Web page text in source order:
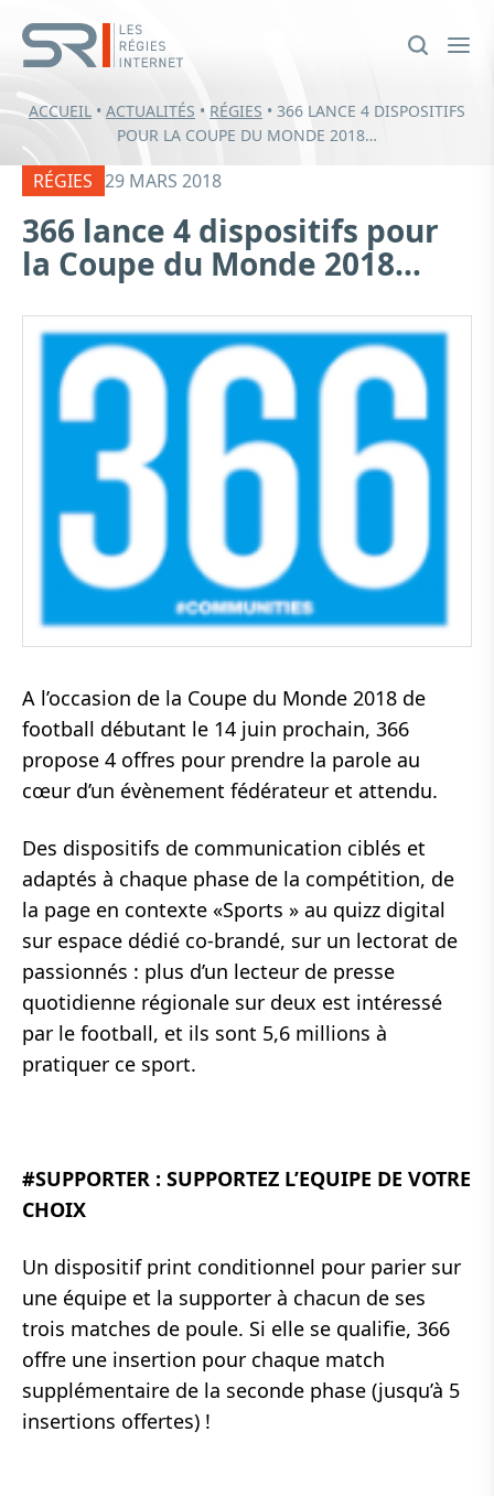
ACCUEIL • ACTUALITÉS • RÉGIES • 366 LANCE 4 DISPOSITIFS
POUR LA COUPE DU MONDE 2018…
RÉGIES 29 MARS 2018
366 lance 4 dispositifs pour
la Coupe du Monde 2018…
A l’occasion de la Coupe du Monde 2018 de
football débutant le 14 juin prochain, 366
propose 4 offres pour prendre la parole au
cœur d’un évènement fédérateur et attendu.
Des dispositifs de communication ciblés et
adaptés à chaque phase de la compétition, de
la page en contexte «Sports » au quizz digital
sur espace dédié co-brandé, sur un lectorat de
passionnés : plus d’un lecteur de presse
quotidienne régionale sur deux est intéressé
par le football, et ils sont 5,6 millions à
pratiquer ce sport.
#SUPPORTER : SUPPORTEZ L’EQUIPE DE VOTRE
CHOIX
Un dispositif print conditionnel pour parier sur
une équipe et la supporter à chacun de ses
trois matches de poule. Si elle se qualifie, 366
offre une insertion pour chaque match
supplémentaire de la seconde phase (jusqu’à 5
insertions offertes) !